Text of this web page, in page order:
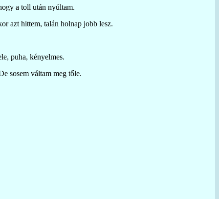
a toll után nyúltam.
azt hittem, talán holnap jobb lesz.
puha, kényelmes.
sosem váltam meg tőle.